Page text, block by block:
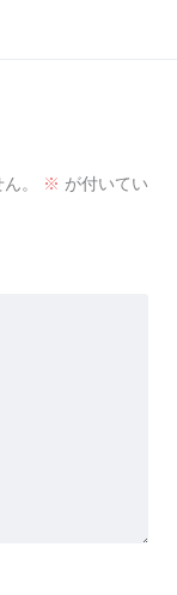
。 ※ が付いてい